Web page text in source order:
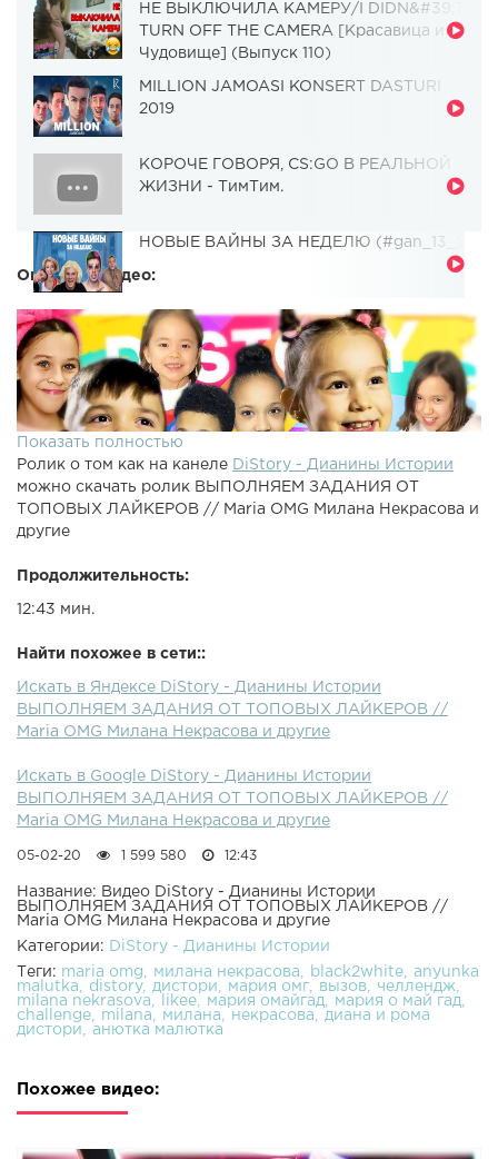
НЕ ВЫКЛЮЧИЛА КАМЕРУ/I DIDN&#39;T
TURN OFF THE CAMERA [Красавица и
Чудовище] (Выпуск 110)
MILLION JAMOASI KONSERT DASTURI
2019
КОРОЧЕ ГОВОРЯ, CS:GO В РЕАЛЬНОЙ
ЖИЗНИ - ТимТим.
НОВЫЕ ВАЙНЫ ЗА НЕДЕЛЮ (#gan_13_)
Описание видео:
Показать полностью
Ролик о том как на канеле
DiStory - Дианины Истории
можно скачать ролик ВЫПОЛНЯЕМ ЗАДАНИЯ ОТ
ТОПОВЫХ ЛАЙКЕРОВ // Maria OMG Милана Некрасова и
другие
Продолжительность:
12:43 мин.
Найти похожее в сети::
Искать в Яндексе DiStory - Дианины Истории
ВЫПОЛНЯЕМ ЗАДАНИЯ ОТ ТОПОВЫХ ЛАЙКЕРОВ //
Maria OMG Милана Некрасова и другие
Искать в Google DiStory - Дианины Истории
ВЫПОЛНЯЕМ ЗАДАНИЯ ОТ ТОПОВЫХ ЛАЙКЕРОВ //
Maria OMG Милана Некрасова и другие
05-02-20 1 599 580 12:43
Название: Видео DiStory - Дианины Истории
ВЫПОЛНЯЕМ ЗАДАНИЯ ОТ ТОПОВЫХ ЛАЙКЕРОВ //
Maria OMG Милана Некрасова и другие
Категории:
DiStory - Дианины Истории
Теги: maria omg милана некрасова black2white
anyunka
malutka
distory дистори мария омг вызов
челлендж
milana nekrasova
likee мария омайгад
мария о май гад
challenge
milana милана некрасова
диана и рома
дистори
анютка малютка
Похожее видео: